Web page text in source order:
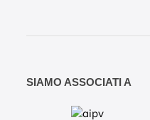
SIAMO ASSOCIATI A